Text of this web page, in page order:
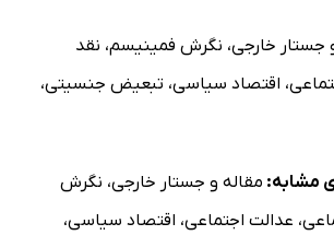
جستار خارجی، نگرش فمینیسم، نقد
، اقتصاد سیاسی، تبعیض جنسیتی،
مشابه: مقاله و جستار خارجی، نگرش
، عدالت اجتماعی، اقتصاد سیاسی،